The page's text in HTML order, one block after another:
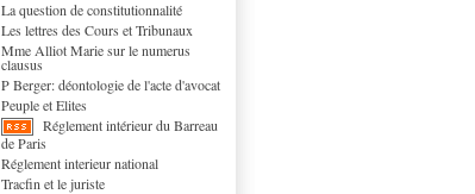
La question de constitutionnalité
Les lettres des Cours et Tribunaux
Mme Alliot Marie sur le numerus
clausus
P Berger: déontologie de l'acte d'avocat
Peuple et Elites
Réglement intérieur du Barreau
de Paris
Réglement interieur national
Tracfin et le juriste